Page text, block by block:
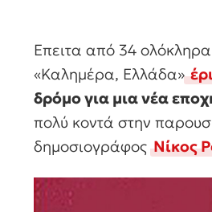
Επειτα από 34 ολόκληρα
«Καλημέρα, Ελλάδα»
δρόμο για μια νέα
πολύ κοντά στην
δημοσιογράφοςΝίκος